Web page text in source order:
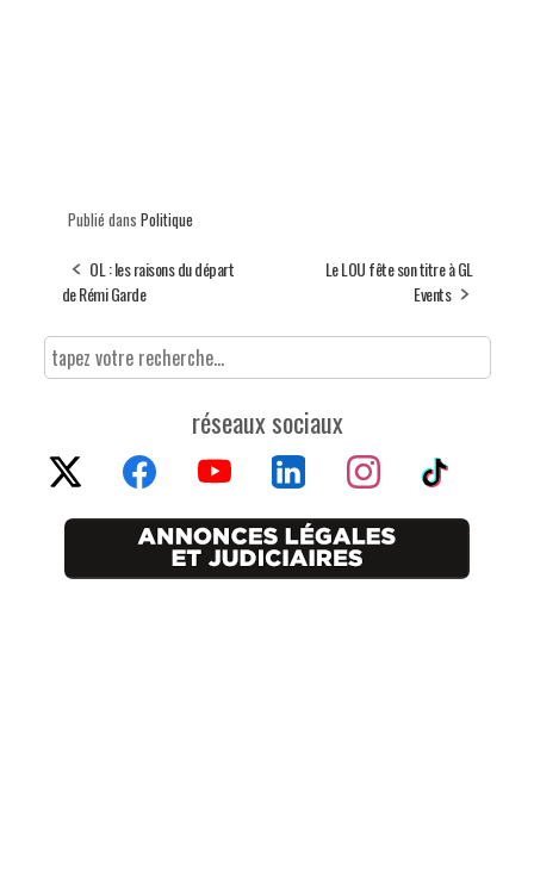
Publié dans Politique
OL : les raisons du départ
de Rémi Garde
Le LOU fête son titre à GL
Events
réseaux sociaux